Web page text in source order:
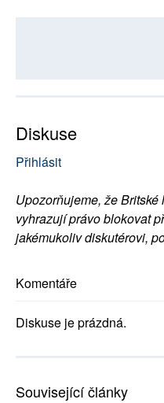
Diskuse
Přihlásit
Upozorňujeme, že
vyhrazují právo blokovat
jakémukoliv diskutérovi,
Komentáře
Diskuse je prázdná.
Související články